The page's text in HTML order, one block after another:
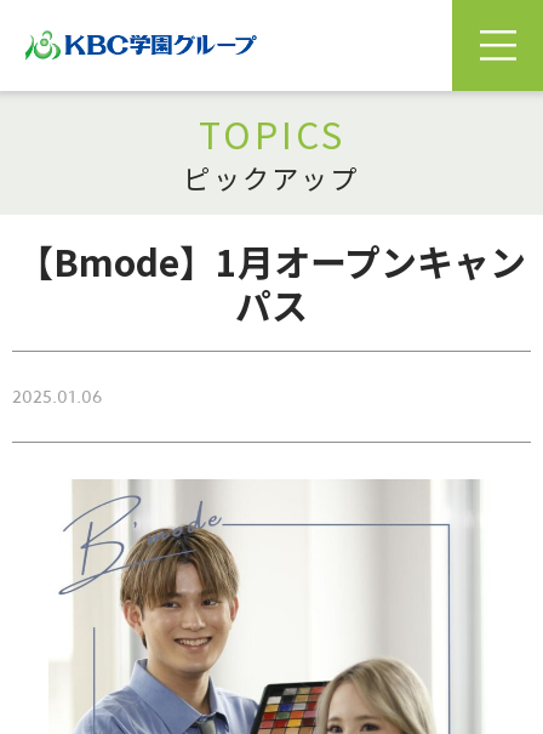
TOPICS
ピックアップ
【Bmode】1月オープンキャン
パス
2025.01.06